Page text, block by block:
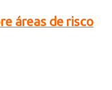
áreas de risco